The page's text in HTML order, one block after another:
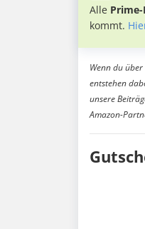
Alle
kommt.
Wenn du
entstehen
unsere
Amazon-